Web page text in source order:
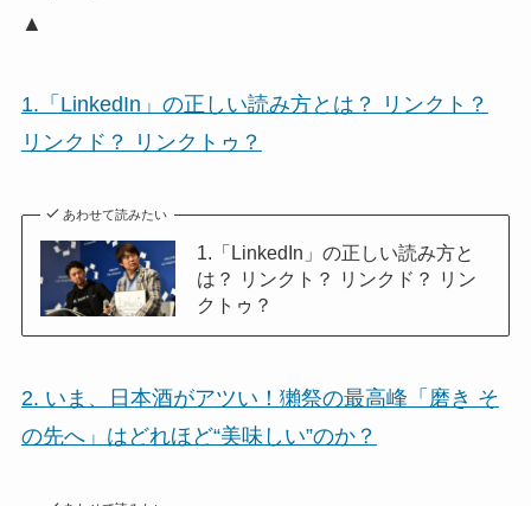
▲
1.「LinkedIn」の正しい読み方とは？ リンクト？
リンクド？ リンクトゥ？
あわせて読みたい
1.「LinkedIn」の正しい読み方と
は？ リンクト？ リンクド？ リン
クトゥ？
2. いま、日本酒がアツい！獺祭の最高峰「磨き そ
の先へ」はどれほど“美味しい”のか？